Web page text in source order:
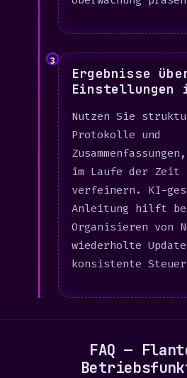
3
Ergebnisse
Einstellungen
Nutzen Sie
Protokolle und
im Laufe der Zeit
verfeinern. KI-
Anleitung hilft
Organisieren von
wiederholte
konsistente
FAQ —